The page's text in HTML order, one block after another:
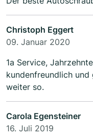
Christoph Eggert
09. Januar 2020
1a Service,
kundenfreundlich und
weiter so.
Carola Egensteiner
16. Juli 2019